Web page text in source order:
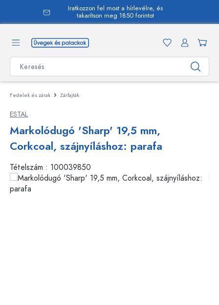
Iratkozzon fel most a hírlevélre, és
takarítson meg 1850 forintot
Fedelek és zárak Zárfajták
ESTAL
Markolódugó 'Sharp' 19,5 mm,
Corkcoal, szájnyíláshoz: parafa
Tételszám : 100039850